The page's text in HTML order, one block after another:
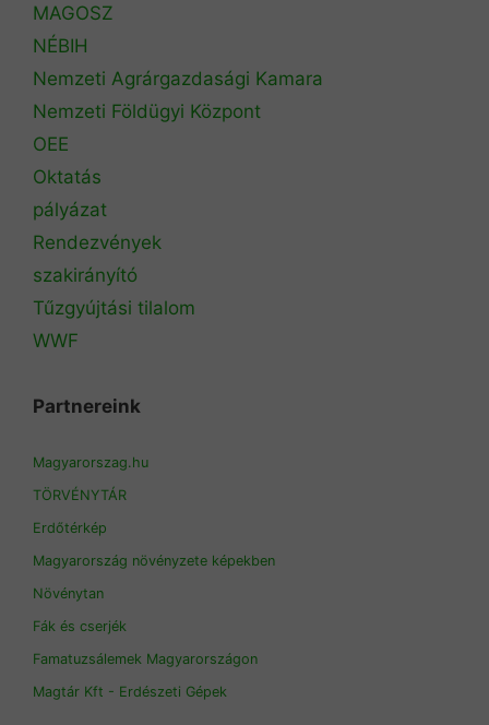
MAGOSZ
NÉBIH
Nemzeti Agrárgazdasági Kamara
Nemzeti Földügyi Központ
OEE
Oktatás
pályázat
Rendezvények
szakirányító
Tűzgyújtási tilalom
WWF
Partnereink
Magyarorszag.hu
TÖRVÉNYTÁR
Erdőtérkép
Magyarország növényzete képekben
Növénytan
Fák és cserjék
Famatuzsálemek Magyarországon
Magtár Kft - Erdészeti Gépek